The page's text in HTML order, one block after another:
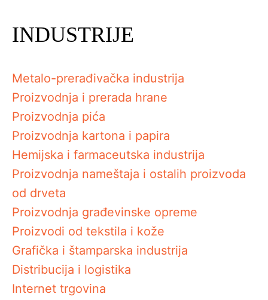
INDUSTRIJE
Metalo-prerađivačka industrija
Proizvodnja i prerada hrane
Proizvodnja pića
Proizvodnja kartona i papira
Hemijska i farmaceutska industrija
Proizvodnja nameštaja i ostalih proizvoda
od drveta
Proizvodnja građevinske opreme
Proizvodi od tekstila i kože
Grafička i štamparska industrija
Distribucija i logistika
Internet trgovina